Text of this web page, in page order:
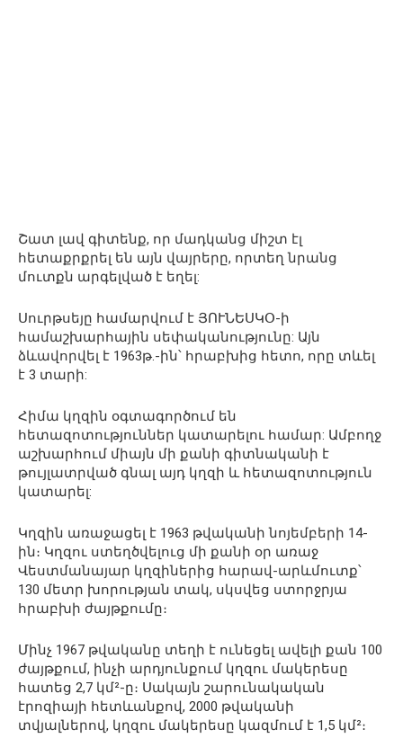
Շատ լավ գիտենք, որ մադկանց միշտ էլ
հետաքրքրել են այն վայրերը, որտեղ նրանց
մուտքն արգելված է եղել:
Սուրթսեյը համարվում է ՅՈՒՆԵՍԿՕ-ի
համաշխարհային սեփականությունը: Այն
ձևավորվել է 1963թ.-ին՝ հրաբխից հետո, որը տևել
է 3 տարի:
Հիմա կղզին օգտագործում են
հետազոտություններ կատարելու համար: Ամբողջ
աշխարհում միայն մի քանի գիտնականի է
թույլատրված գնալ այդ կղզի և հետազոտություն
կատարել:
Կղզին առաջացել է 1963 թվականի նոյեմբերի 14-
ին։ Կղզու ստեղծվելուց մի քանի օր առաջ
Վեստմանայար կղզիներից հարավ-արևմուտք՝
130 մետր խորության տակ, սկսվեց ստորջրյա
հրաբխի ժայթքումը։
Մինչ 1967 թվականը տեղի է ունեցել ավելի քան 100
ժայթքում, ինչի արդյունքում կղզու մակերեսը
հատեց 2,7 կմ²-ը։ Սակայն շարունակական
էրոզիայի հետևանքով, 2000 թվականի
տվյալներով, կղզու մակերեսը կազմում է 1,5 կմ²։